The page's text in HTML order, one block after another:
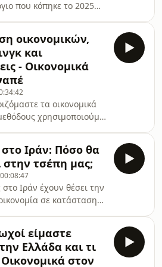
και
τη Viemeet και
που κόπηκε το 2025
θα αναλύουμε σε
λογιστικούς όρους,
μπορούμε να
καλύτερα
επιχειρηματικά
τη Viemeet
vres-
⁠⁠⁠⁠⁠⁠⁠⁠⁠⁠⁠⁠⁠⁠ht
οικονομικών,
και
- Οικονομικά
τα οικονομικά
χρησιμοποιούμε
τη Viemeet
vres-
⁠⁠⁠⁠⁠⁠⁠⁠⁠⁠⁠⁠⁠⁠⁠⁠⁠https://
Ιράν: Πόσο θα
στην τσέπη μας;
00:08:47
στο Ιράν έχουν θέσει την
σε κατάσταση
μας είναι ένα: Πόσο
η τσέπη μας; Στο
αναλύουμε τις
είμαστε
Ελλάδα και τι
στον